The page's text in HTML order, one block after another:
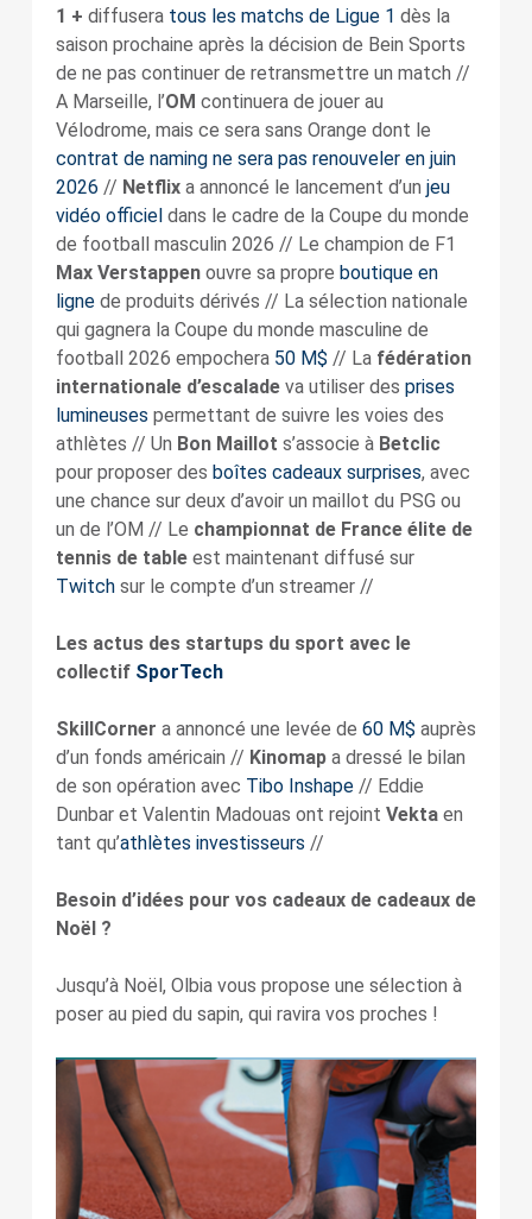
1 + diffusera tous les matchs de Ligue 1 dès la
saison prochaine après la décision de Bein Sports
de ne pas continuer de retransmettre un match //
A Marseille, l’OM continuera de jouer au
Vélodrome, mais ce sera sans Orange dont le
contrat de naming ne sera pas renouveler en juin
2026 // Netflix a annoncé le lancement d’un jeu
vidéo officieldans le cadre de la Coupe du monde
de football masculin 2026 // Le champion de F1
Max Verstappenouvre sa propre boutique en
lignede produits dérivés // La sélection nationale
qui gagnera la Coupe du monde masculine de
football 2026 empochera 50 M$ // La fédération
internationale d’escaladeva utiliser des prises
lumineuses permettant de suivre les voies des
athlètes // Un Bon Maillot s’associe à Betclic
pour proposer des boîtes cadeaux surprises, avec
une chance sur deux d’avoir un maillot du PSG ou
un de l’OM // Le championnat de France élite de
tennis de tableest maintenant diffusé sur
Twitchsur le compte d’un streamer //
Les actus des startups du sport avec le
collectif SporTech
SkillCorner a annoncé une levée de 60 M$ auprès
d’un fonds américain // Kinomap a dressé le bilan
de son opération avec Tibo Inshape// Eddie
Dunbar et Valentin Madouas ont rejoint Vekta en
tant qu’athlètes investisseurs //
Besoin d’idées pour vos cadeaux de cadeaux de
Noël ?
Jusqu’à Noël, Olbia vous propose une sélection à
poser au pied du sapin, qui ravira vos proches !